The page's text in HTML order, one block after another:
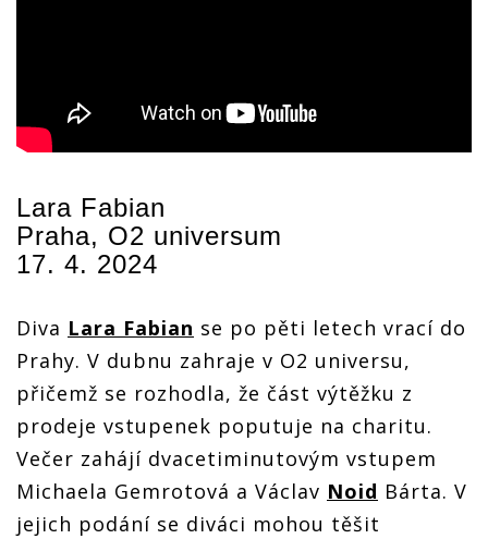
Lara Fabian
Praha, O2 universum
17. 4. 2024
Diva Lara Fabian se po pěti letech vrací do
Prahy. V dubnu zahraje v O2 universu,
přičemž se rozhodla, že část výtěžku z
prodeje vstupenek poputuje na charitu.
Večer zahájí dvacetiminutovým vstupem
Michaela Gemrotová a Václav Noid Bárta. V
jejich podání se diváci mohou těšit